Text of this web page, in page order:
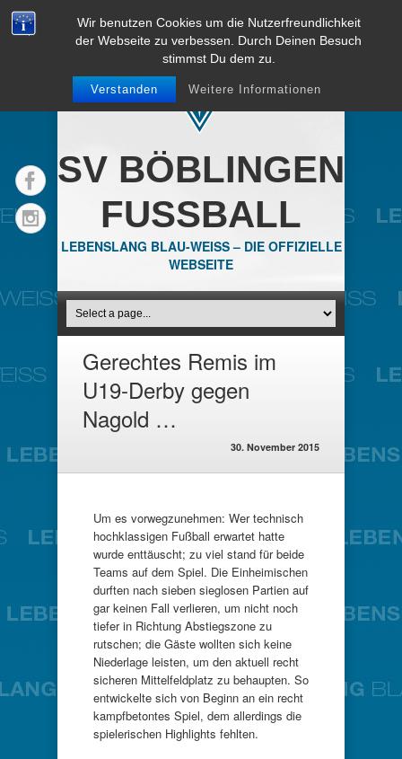
Wir benutzen Cookies um die Nutzerfreundlichkeit
der Webseite zu verbessen. Durch Deinen Besuch
stimmst Du dem zu.
Verstanden Weitere Informationen
SV BÖBLINGEN
FUSSBALL
LEBENSLANG BLAU-WEISS – DIE OFFIZIELLE
WEBSEITE
Gerechtes Remis im
U19-Derby gegen
Nagold …
30. November 2015
Um es vorwegzunehmen: Wer technisch
hochklassigen Fußball erwartet hatte
wurde enttäuscht; zu viel stand für beide
Teams auf dem Spiel. Die Einheimischen
durften nach sieben sieglosen Partien auf
gar keinen Fall verlieren, um nicht noch
tiefer in Richtung Abstiegszone zu
rutschen; die Gäste wollten sich keine
Niederlage leisten, um den aktuell recht
sicheren Mittelfeldplatz zu behaupten. So
entwickelte sich von Beginn an ein recht
kampfbetontes Spiel, dem allerdings die
spielerischen Highlights fehlten.